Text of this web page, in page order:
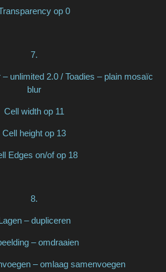
op 0
7.
unlimited 2.0 / Toadies – plain mosaïc
blur
Cell width op 11
Cell height op 13
Edges on/of op 18
8.
– dupliceren
– omdraaien
– omlaag samenvoegen